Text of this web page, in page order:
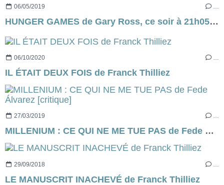
06/05/2019
HUNGER GAMES de Gary Ross, ce soir à 21h05 sur C8...
06/10/2020 …
IL ÉTAIT DEUX FOIS de Franck Thilliez
27/03/2019 …
MILLENIUM : CE QUI NE ME TUE PAS de Fede Álvarez [critique]
29/09/2018
LE MANUSCRIT INACHEVÉ de Franck Thilliez